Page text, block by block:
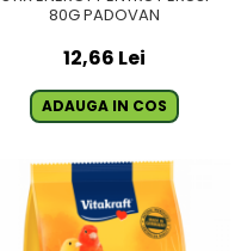
80G PADOVAN
12,66 Lei
ADAUGA IN COS